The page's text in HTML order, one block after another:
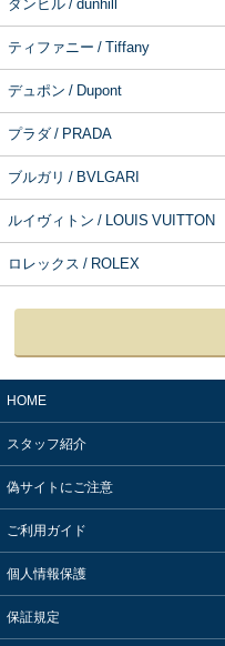
ダンヒル / dunhill
ティファニー / Tiffany
デュポン / Dupont
プラダ / PRADA
ブルガリ / BVLGARI
ルイヴィトン / LOUIS VUITTON
ロレックス / ROLEX
HOME
スタッフ紹介
偽サイトにご注意
ご利用ガイド
個人情報保護
保証規定